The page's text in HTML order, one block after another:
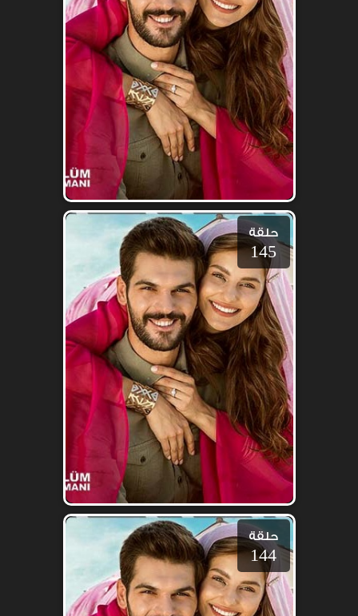
حلقة
145
حلقة
144